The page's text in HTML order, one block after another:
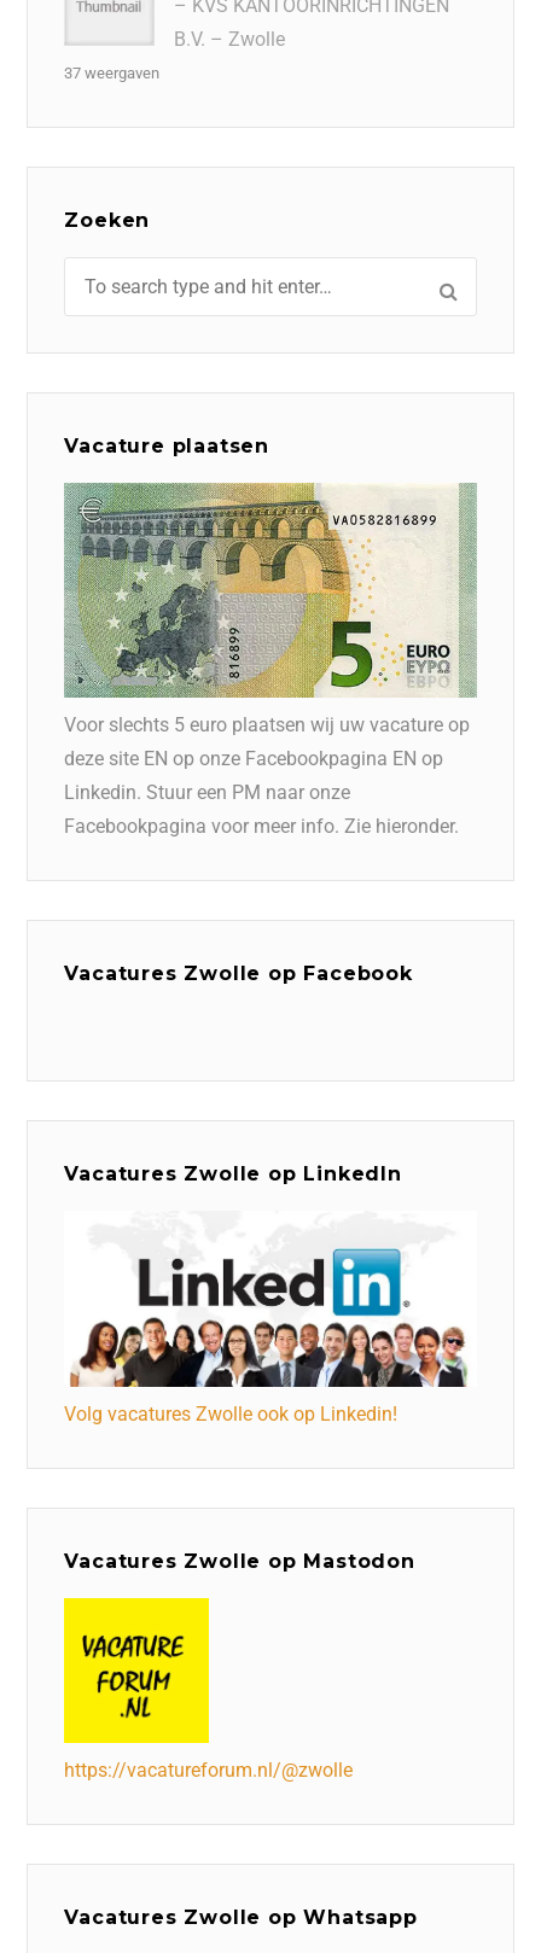
– KVS KANTOORINRICHTINGEN
B.V. – Zwolle
37 weergaven
Zoeken
Vacature plaatsen
Voor slechts 5 euro plaatsen wij uw vacature op
deze site EN op onze Facebookpagina EN op
Linkedin. Stuur een PM naar onze
Facebookpagina voor meer info. Zie hieronder.
Vacatures Zwolle op Facebook
Vacatures Zwolle op LinkedIn
Volg vacatures Zwolle ook op Linkedin!
Vacatures Zwolle op Mastodon
https://vacatureforum.nl/@zwolle
Vacatures Zwolle op Whatsapp